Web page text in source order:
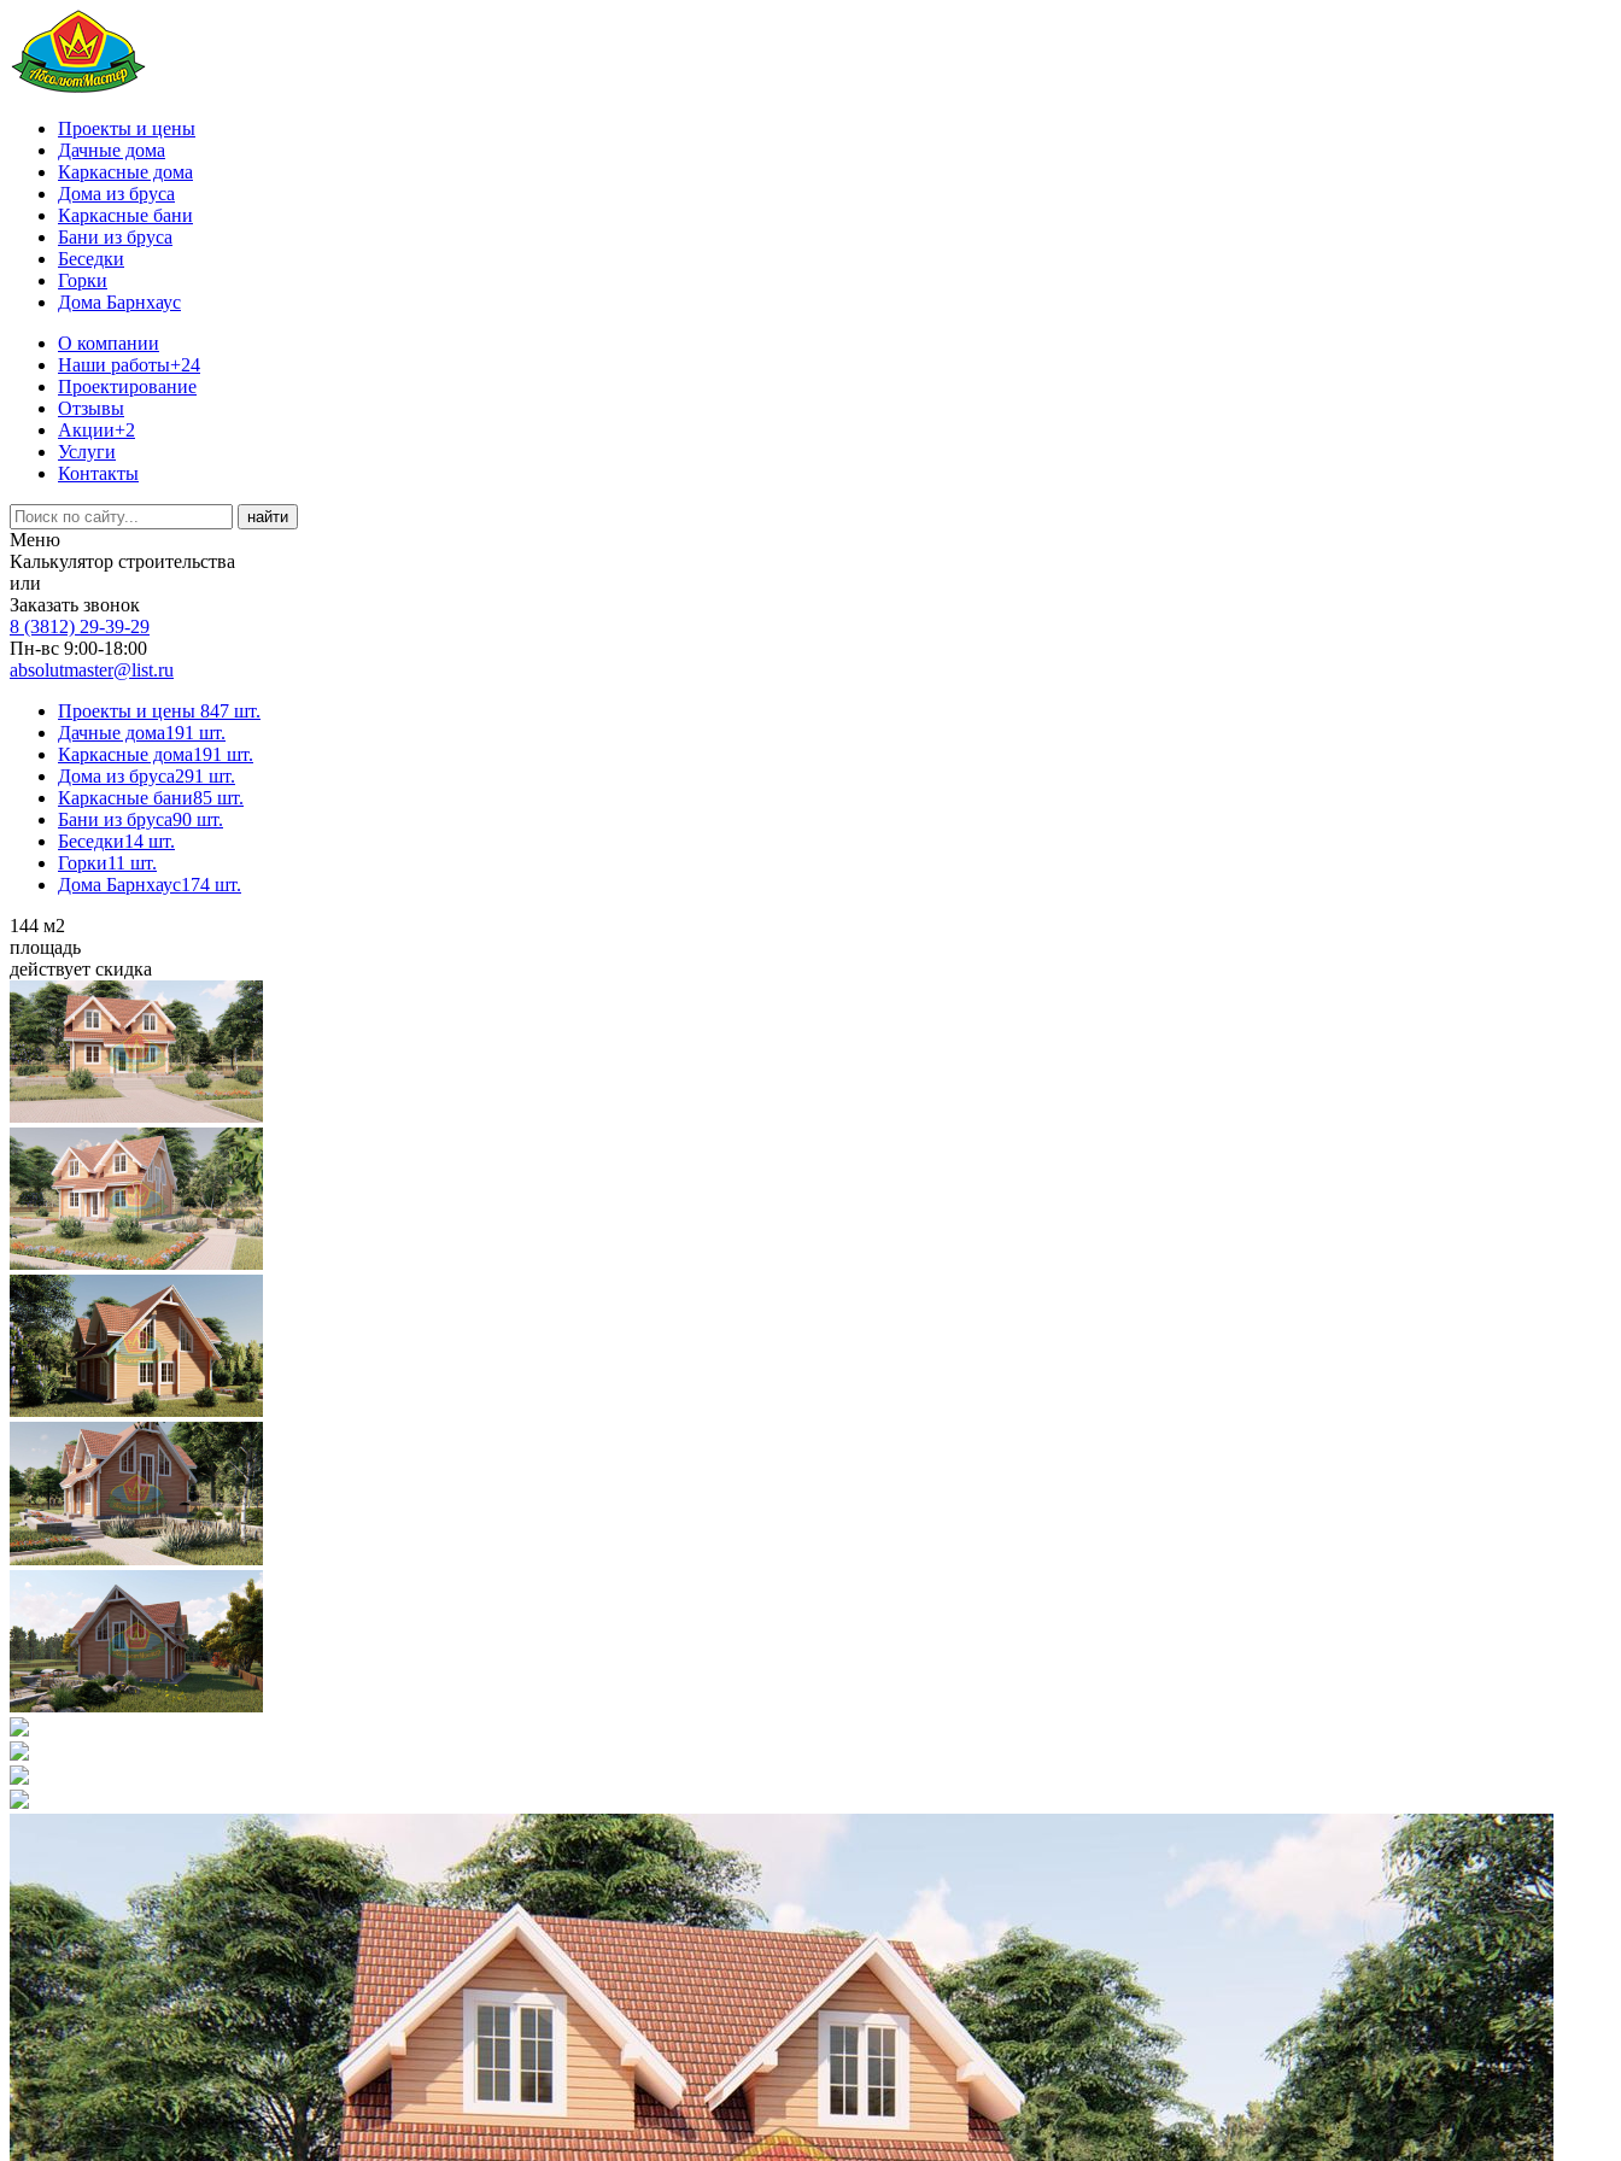
Проекты и цены
Дачные дома
Каркасные дома
Дома из бруса
Каркасные бани
Бани из бруса
Беседки
Горки
Дома Барнхаус
О компании
Наши работы+24
Проектирование
Отзывы
Акции+2
Услуги
Контакты
Меню
Калькулятор строительства
или
Заказать звонок
8 (3812) 29-39-29
Пн-вс 9:00-18:00
absolutmaster@list.ru
Проекты и цены 847 шт.
Дачные дома191 шт.
Каркасные дома191 шт.
Дома из бруса291 шт.
Каркасные бани85 шт.
Бани из бруса90 шт.
Беседки14 шт.
Горки11 шт.
Дома Барнхаус174 шт.
144 м2
площадь
действует скидка